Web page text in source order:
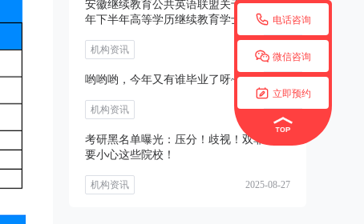
 电话咨询
 微信咨询
 立即预约
安徽继续教育公共英语联盟关于开展2025
年下半年高等学历继续教育学士学位外语
机构资讯 2025-08-27
哟哟哟，今年又有谁毕业了呀~~
机构资讯 2025-08-27
考研黑名单曝光：压分！歧视！双非考生
要小心这些院校！
机构资讯 2025-08-27